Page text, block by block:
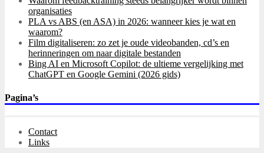
organisaties
PLA vs ABS (en ASA) in 2026: wanneer kies je wat en
waarom?
Film digitaliseren: zo zet je oude videobanden, cd’s en
herinneringen om naar digitale bestanden
Bing AI en Microsoft Copilot: de ultieme vergelijking met
ChatGPT en Google Gemini (2026 gids)
Pagina’s
Contact
Links